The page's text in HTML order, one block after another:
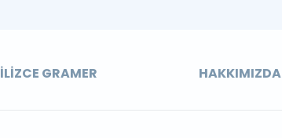
GRAMER HAKKIMIZDA